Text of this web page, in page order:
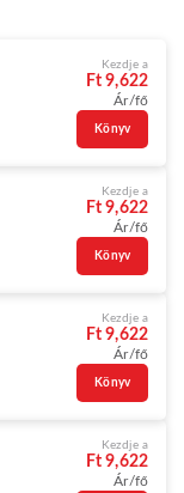
Kezdje a
Ft 9,622
Ár/fő
Könyv
Kezdje a
Ft 9,622
Ár/fő
Könyv
Kezdje a
Ft 9,622
Ár/fő
Könyv
Kezdje a
Ft 9,622
Ár/fő